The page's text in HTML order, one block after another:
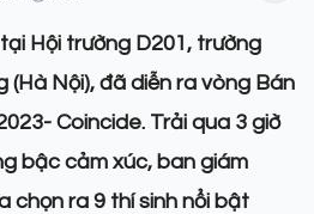
Hội trường D201, trường
Nội), đã diễn ra vòng Bán
Coincide. Trải qua 3 giờ
bậc cảm xúc, ban giám
chọn ra 9 thí sinh nổi bật